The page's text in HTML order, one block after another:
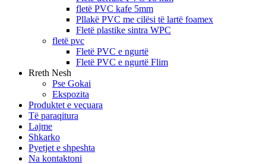
fletë PVC kafe 5mm
Pllakë PVC me cilësi të lartë foamex
Fletë plastike sintra WPC
fletë pvc
Fletë PVC e ngurtë
Fletë PVC e ngurtë Flim
Rreth Nesh
Pse Gokai
Ekspozita
Produktet e veçuara
Të paraqitura
Lajme
Shkarko
Pyetjet e shpeshta
Na kontaktoni